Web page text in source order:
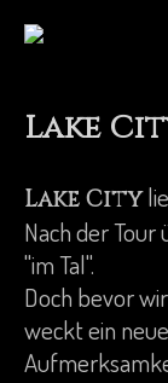
Lake
Lake City
Nach der
"im Tal".
Doch bevor
weckt ein